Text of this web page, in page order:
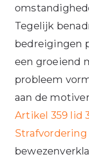
Tegelijk
bedreigingen
een groeiend
probleem
aan de
Artikel 359 lid
Strafvordering